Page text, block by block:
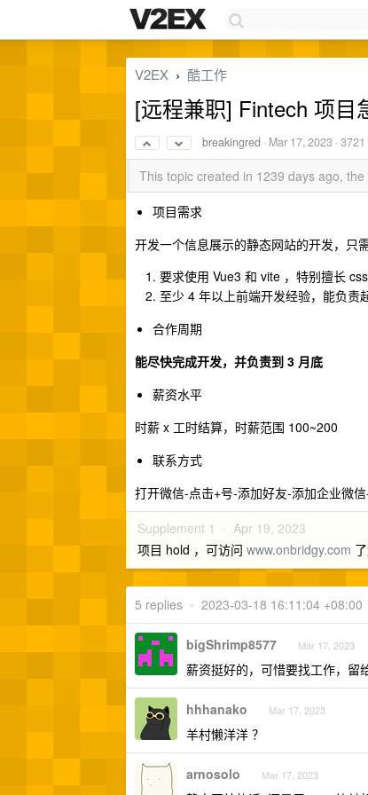
V2EX › 酷工作
[远程兼职] Fintech 项目
breakingred · Mar 17, 2023 ·
This topic created in 1239 days ago,
项目需求
开发一个信息展示的静态网站的开发，只
要求使用 Vue3 和 vite ，特别擅长 css
至少 4 年以上前端开发经验，能负责
合作周期
能尽快完成开发，并负责到 3 月底
薪资水平
时薪 x 工时结算，时薪范围 100~200
联系方式
打开微信-点击+号-添加好友-添加企业微
Supplement 1 · Apr 19, 2023
项目 hold ，可访问 www.onbridgy.com
5 replies • 2023-03-18 16:11:04 +08:00
bigShrimp8577 Mar 17, 2023
薪资挺好的，可惜要找工作，留
hhhanako Mar 17, 2023
羊村懒洋洋 ？
arnosolo Mar 17, 2023